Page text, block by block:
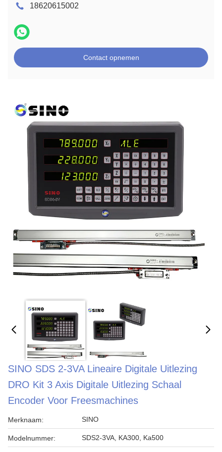
18620615002
Contact opnemen
SINO SDS 2-3VA Lineaire Digitale Uitlezing
DRO Kit 3 Axis Digitale Uitlezing Schaal
Encoder Voor Freesmachines
Merknaam: SINO
Modelnummer: SDS2-3VA, KA300, Ka500